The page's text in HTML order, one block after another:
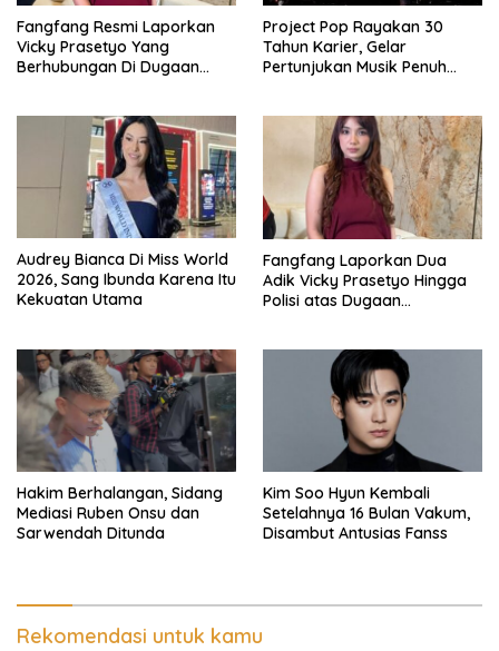
Fangfang Resmi Laporkan
Vicky Prasetyo Yang
Berhubungan Di Dugaan
Project Pop Rayakan 30
Tahun Karier, Gelar
Pertunjukan Musik Penuh
Audrey Bianca Di Miss World
2026, Sang Ibunda Karena Itu
Kekuatan Utama
Fangfang Laporkan Dua
Adik Vicky Prasetyo Hingga
Polisi atas Dugaan
Hakim Berhalangan, Sidang
Mediasi Ruben Onsu dan
Sarwendah Ditunda
Kim Soo Hyun Kembali
Setelahnya 16 Bulan Vakum,
Disambut Antusias Fanss
Rekomendasi untuk kamu